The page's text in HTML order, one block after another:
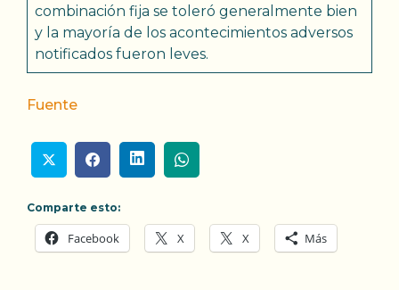
combinación fija se toleró generalmente bien
y la mayoría de los acontecimientos adversos
notificados fueron leves.
Fuente
Comparte esto:
Facebook X X Más